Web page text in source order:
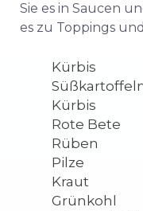
Sie es in Saucen
es zu Toppings
Kürbis
Kürbis
Rote Bete
Rüben
Pilze
Kraut
Grünkohl